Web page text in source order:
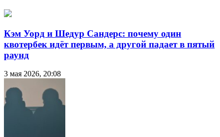
Кэм Уорд и Шедур Сандерс: почему один
квотербек идёт первым, а другой падает в пятый
раунд
3 мая 2026, 20:08